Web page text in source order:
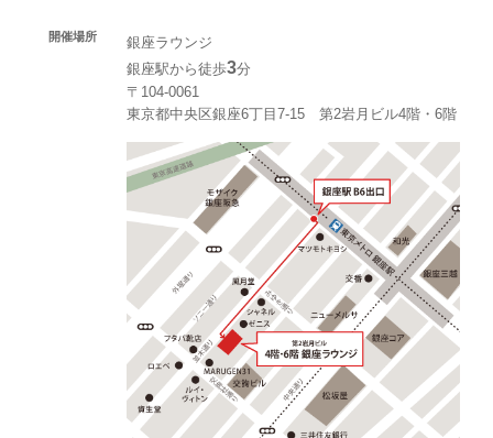
開催場所
銀座ラウンジ
銀座駅から徒歩3分
〒104-0061
東京都中央区銀座6丁目7-15 第2岩月ビル4階・6階